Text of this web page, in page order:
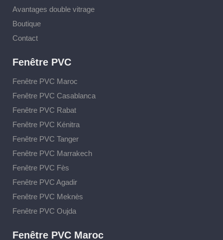
Avantages double vitrage
Boutique
Contact
Fenêtre PVC
Fenêtre PVC Maroc
Fenêtre PVC Casablanca
Fenêtre PVC Rabat
Fenêtre PVC Kénitra
Fenêtre PVC Tanger
Fenêtre PVC Marrakech
Fenêtre PVC Fès
Fenêtre PVC Agadir
Fenêtre PVC Meknès
Fenêtre PVC Oujda
Fenêtre PVC Maroc